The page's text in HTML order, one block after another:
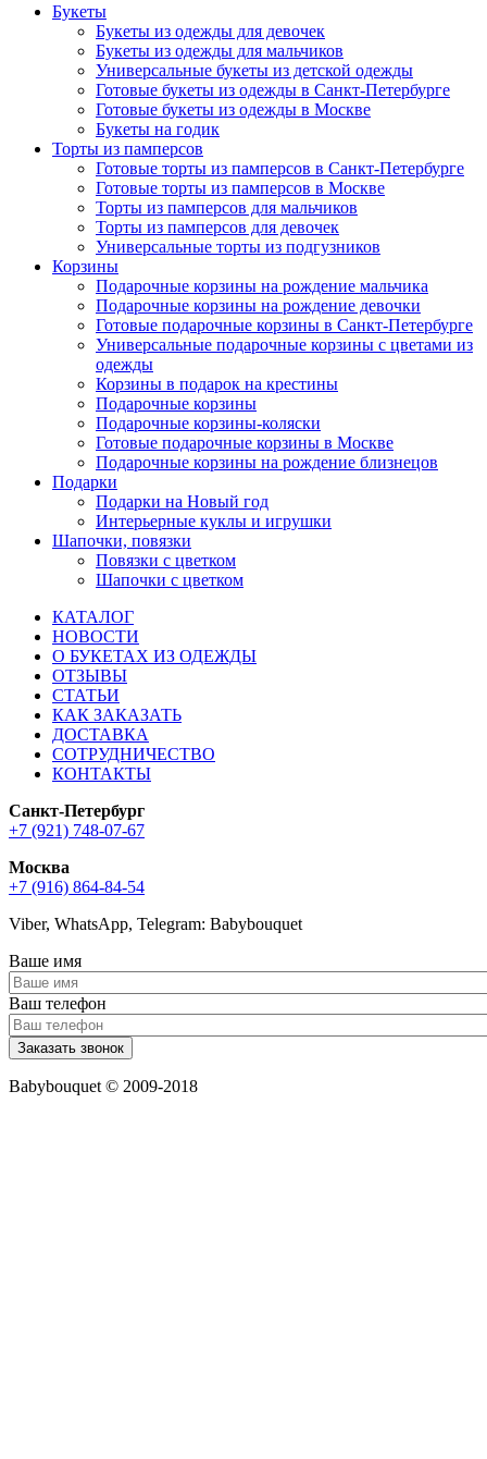
Букеты
Букеты из одежды для девочек
Букеты из одежды для мальчиков
Универсальные букеты из детской одежды
Готовые букеты из одежды в Санкт-Петербурге
Готовые букеты из одежды в Москве
Букеты на годик
Торты из памперсов
Готовые торты из памперсов в Санкт-Петербурге
Готовые торты из памперсов в Москве
Торты из памперсов для мальчиков
Торты из памперсов для девочек
Универсальные торты из подгузников
Корзины
Подарочные корзины на рождение мальчика
Подарочные корзины на рождение девочки
Готовые подарочные корзины в Санкт-Петербурге
Универсальные подарочные корзины с цветами из
одежды
Корзины в подарок на крестины
Подарочные корзины
Подарочные корзины-коляски
Готовые подарочные корзины в Москве
Подарочные корзины на рождение близнецов
Подарки
Подарки на Новый год
Интерьерные куклы и игрушки
Шапочки, повязки
Повязки с цветком
Шапочки с цветком
КАТАЛОГ
НОВОСТИ
О БУКЕТАХ ИЗ ОДЕЖДЫ
ОТЗЫВЫ
СТАТЬИ
КАК ЗАКАЗАТЬ
ДОСТАВКА
СОТРУДНИЧЕСТВО
КОНТАКТЫ
Санкт-Петербург
+7 (921) 748-07-67
Москва
+7 (916) 864-84-54
Viber, WhatsApp, Telegram: Babybouquet
Ваше имя
Ваш телефон
Babybouquet © 2009-2018